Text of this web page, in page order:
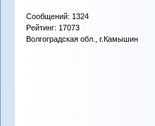
Сообщений: 1324
Рейтинг: 17073
Волгоградская обл., г.Камышин